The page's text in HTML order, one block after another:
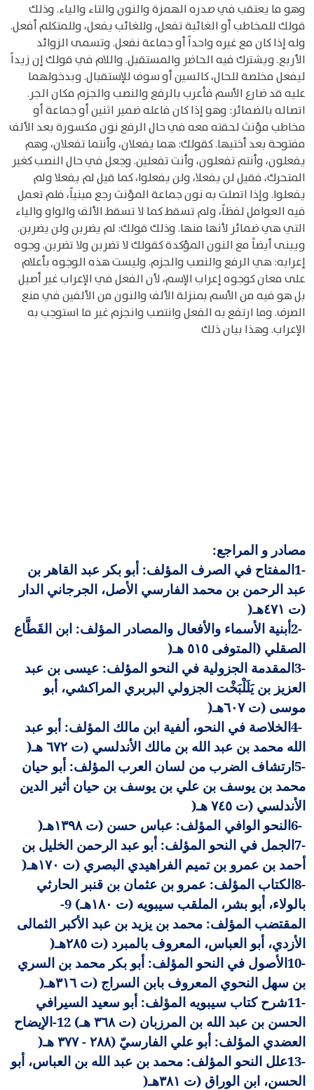
وهو ما يعتقب في صدره الهمزة والنون والتاء والياء. وذلك
قولك للمخاطب أو الغائبة تفعل، وللغائب يفعل، وللمتكلم أفعل.
وله إذا كان مع غيره واحداً أو جماعة نفعل. وتسمى الزوائد
الأربع. ويشترك فيه الحاضر والمستقبل. واللام في قولك إن زيداً
ليفعل مخلصة للحال، كالسين أو سوف للإستقبال. وبدخولهما
عليه قد ضارع الأسم فأعرب بالرفع والنصب والجزم مكان الجر.
‌‌اتصاله بالضمائر: وهو إذا كان فاعله ضمير اثنين أو جماعة أو
مخاطب مؤنث لحقته معه في حال الرفع نون مكسورة بعد الألف
مفتوحة بعد أختيها. كقولك: هما يفعلان، وأنتما تفعلان، وهم
يفعلون، وأنتم تفعلون، وأنت تفعلين. وجعل في حال النصب كغير
المتحرك، فقيل لن يفعلا، ولن يفعلوا، كما قيل لم يفعلا ولم
يفعلوا. وإذا اتصلت به نون جماعة المؤنث رجع مبنياً، فلم تعمل
فيه العوامل لفظاً، ولم تسقط كما لا تسقط الألف والواو والياء
التي هي ضمائر لأنها منها. وذلك قولك: لم يضربن ولن يضربن.
ويبنى أيضاً مع النون المؤكدة كقولك لا تضربن ولا تضربن. ‌‌وجوه
إعرابه: هي الرفع والنصب والجزم. وليست هذه الوجوه بأعلام
على معان كوجوه إعراب الإسم، لأن الفعل في الإعراب غير أصيل
بل هو فيه من الأسم بمنزلة الألف والنون من الألفين في منع
الصرف. وما ارتفع به الفعل وانتصب وانجزم غير ما استوجب به
الإعراب. وهذا بيان ذلك
مصادر و المراجع:
1-المفتاح في الصرف المؤلف: أبو بكر عبد القاهر بن
عبد الرحمن بن محمد الفارسي الأصل، الجرجاني الدار
(ت ٤٧١هـ
)
2-أبنية الأسماء والأفعال والمصادر المؤلف: ابن القَطَّاع
الصقلي (المتوفى ٥١٥ هـ
)
3-المقدمة الجزولية في النحو المؤلف: عيسى بن عبد
العزيز بن يَلَلْبَخْت الجزولي البربري المراكشي، أبو
موسى (ت ٦٠٧هـ
)
4-الخلاصة في النحو، ألفية ابن مالك المؤلف: أبو عبد
الله محمد بن عبد الله بن مالك الأندلسي (ت ٦٧٢ هـ
)
5-ارتشاف الضرب من لسان العرب المؤلف: أبو حيان
محمد بن يوسف بن علي بن يوسف بن حيان أثير الدين
الأندلسي (ت ٧٤٥ هـ
)
6-النحو الوافي المؤلف: عباس حسن (ت ١٣٩٨هـ
)
7-الجمل في النحو المؤلف: أبو عبد الرحمن الخليل بن
أحمد بن عمرو بن تميم الفراهيدي البصري (ت ١٧٠هـ
)
8-الكتاب المؤلف: عمرو بن عثمان بن قنبر الحارثي
بالولاء، أبو بشر، الملقب سيبويه (ت ١٨٠هـ) 9-
المقتضب المؤلف: محمد بن يزيد بن عبد الأكبر الثمالى
الأزدي، أبو العباس، المعروف بالمبرد (ت ٢٨٥هـ
)
10-الأصول في النحو المؤلف: أبو بكر محمد بن السري
بن سهل النحوي المعروف بابن السراج (ت ٣١٦هـ
)
11-شرح كتاب سيبويه المؤلف: أبو سعيد السيرافي
الحسن بن عبد الله بن المرزبان (ت ٣٦٨ هـ) 12-الإيضاح
العضدي المؤلف: أبو علي الفارسيّ (٢٨٨ - ٣٧٧ هـ
)
13-علل النحو المؤلف: محمد بن عبد الله بن العباس، أبو
الحسن، ابن الوراق (ت ٣٨١هـ
)